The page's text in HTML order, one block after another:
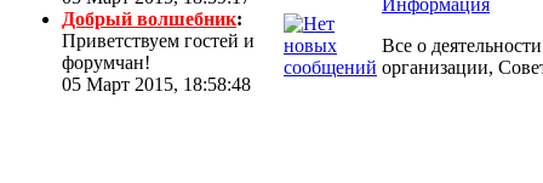
Добрый волшебник:
Приветствуем гостей и
форумчан!
05 Март 2015, 18:58:48
Все о
организации,